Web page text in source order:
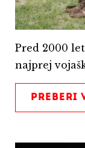
Pred 2000
najprej
PREBERI